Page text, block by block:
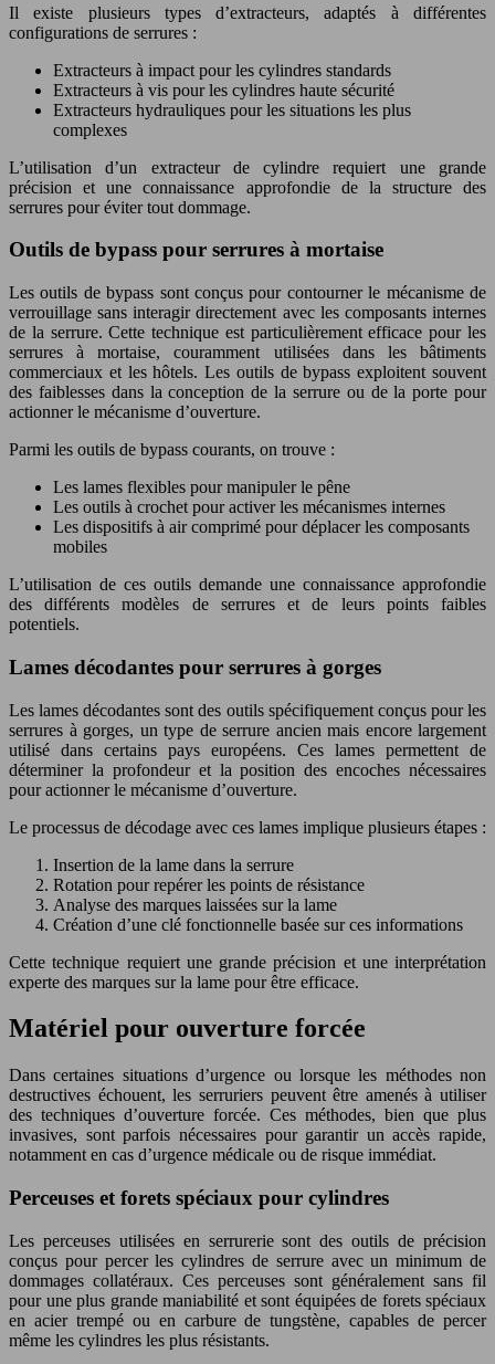
Il existe plusieurs types d’extracteurs, adaptés à différentes
configurations de serrures :
Extracteurs à impact pour les cylindres standards
Extracteurs à vis pour les cylindres haute sécurité
Extracteurs hydrauliques pour les situations les plus
complexes
L’utilisation d’un extracteur de cylindre requiert une grande
précision et une connaissance approfondie de la structure des
serrures pour éviter tout dommage.
Outils de bypass pour serrures à mortaise
Les outils de bypass sont conçus pour contourner le mécanisme de
verrouillage sans interagir directement avec les composants internes
de la serrure. Cette technique est particulièrement efficace pour les
serrures à mortaise, couramment utilisées dans les bâtiments
commerciaux et les hôtels. Les outils de bypass exploitent souvent
des faiblesses dans la conception de la serrure ou de la porte pour
actionner le mécanisme d’ouverture.
Parmi les outils de bypass courants, on trouve :
Les lames flexibles pour manipuler le pêne
Les outils à crochet pour activer les mécanismes internes
Les dispositifs à air comprimé pour déplacer les composants
mobiles
L’utilisation de ces outils demande une connaissance approfondie
des différents modèles de serrures et de leurs points faibles
potentiels.
Lames décodantes pour serrures à gorges
Les lames décodantes sont des outils spécifiquement conçus pour les
serrures à gorges, un type de serrure ancien mais encore largement
utilisé dans certains pays européens. Ces lames permettent de
déterminer la profondeur et la position des encoches nécessaires
pour actionner le mécanisme d’ouverture.
Le processus de décodage avec ces lames implique plusieurs étapes :
Insertion de la lame dans la serrure
Rotation pour repérer les points de résistance
Analyse des marques laissées sur la lame
Création d’une clé fonctionnelle basée sur ces informations
Cette technique requiert une grande précision et une interprétation
experte des marques sur la lame pour être efficace.
Matériel pour ouverture forcée
Dans certaines situations d’urgence ou lorsque les méthodes non
destructives échouent, les serruriers peuvent être amenés à utiliser
des techniques d’ouverture forcée. Ces méthodes, bien que plus
invasives, sont parfois nécessaires pour garantir un accès rapide,
notamment en cas d’urgence médicale ou de risque immédiat.
Perceuses et forets spéciaux pour cylindres
Les perceuses utilisées en serrurerie sont des outils de précision
conçus pour percer les cylindres de serrure avec un minimum de
dommages collatéraux. Ces perceuses sont généralement sans fil
pour une plus grande maniabilité et sont équipées de forets spéciaux
en acier trempé ou en carbure de tungstène, capables de percer
même les cylindres les plus résistants.